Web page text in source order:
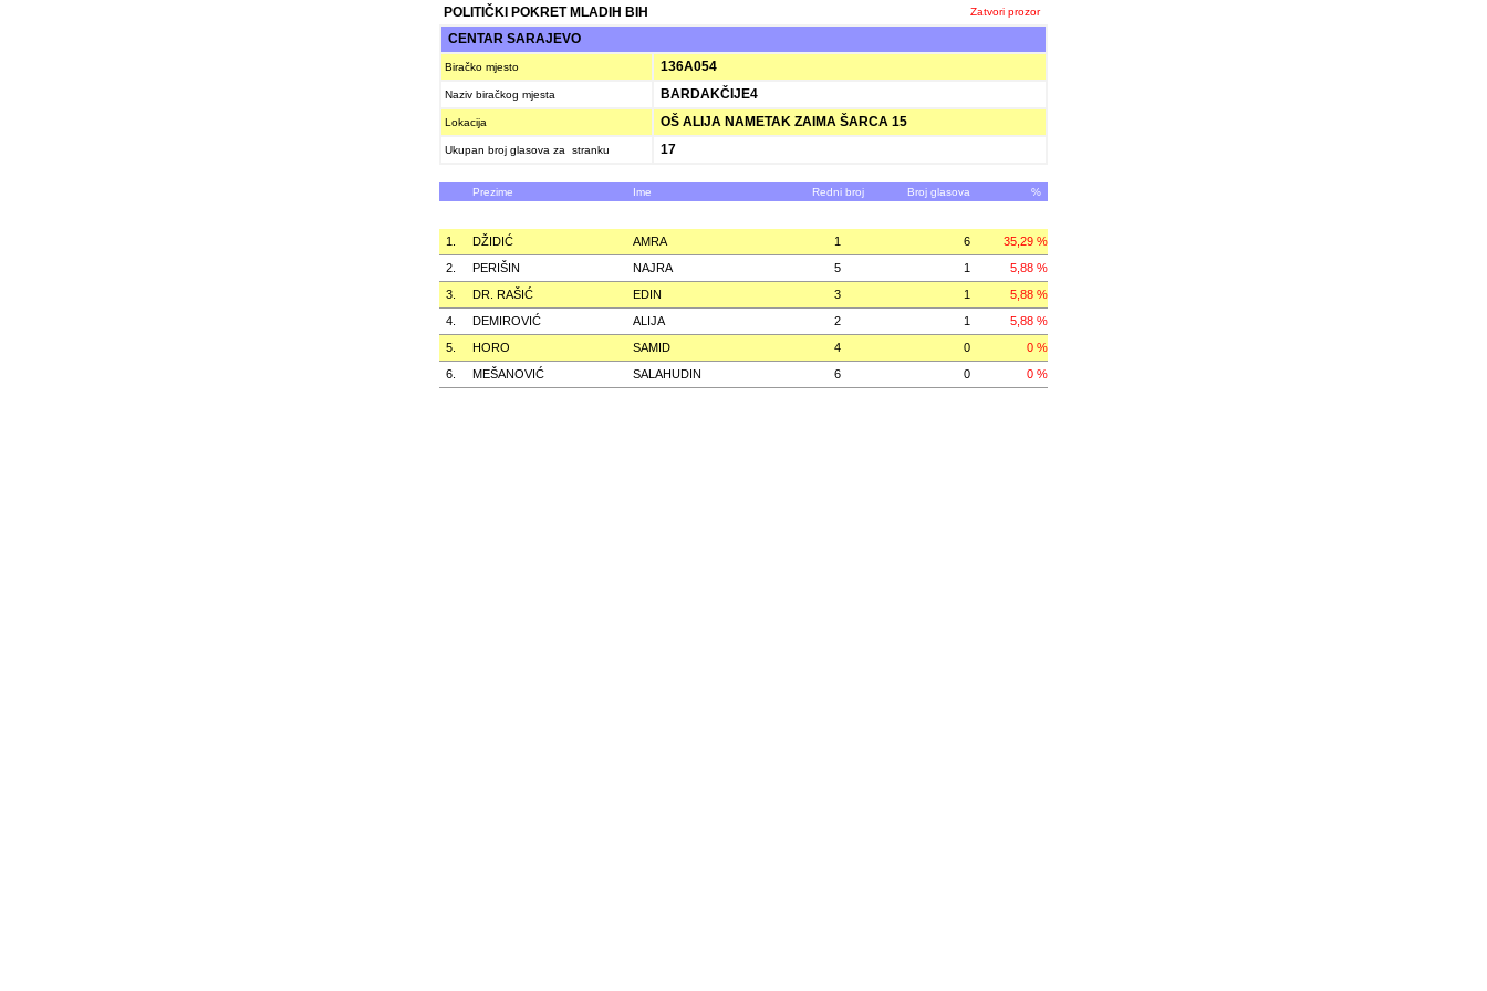
POLITIČKI POKRET MLADIH BIH Zatvori prozor
CENTAR SARAJEVO
Biračko mjesto 136A054
Naziv biračkog mjesta BARDAKČIJE4
Lokacija OŠ ALIJA NAMETAK ZAIMA ŠARCA 15
Ukupan broj glasova za stranku 17
Prezime Ime Redni broj Broj glasova %
1. DŽIDIĆ AMRA 1 6
35,29 %
2.
PERIŠIN NAJRA 5 1
5,88 %
3.
DR. RAŠIĆ EDIN 3 1
5,88 %
4.
DEMIROVIĆ ALIJA 2 1
5,88 %
5.
HORO SAMID 4 0
0 %
6.
MEŠANOVIĆ SALAHUDIN 6 0 0 %